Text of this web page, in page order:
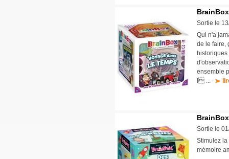
Sortie le
Qui n'a
de le faire,
ensemble
l ...
Sortie le
Stimulez la
mémoire